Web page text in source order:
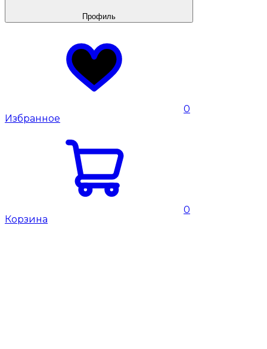
Профиль
0
Избранное
0
Корзина